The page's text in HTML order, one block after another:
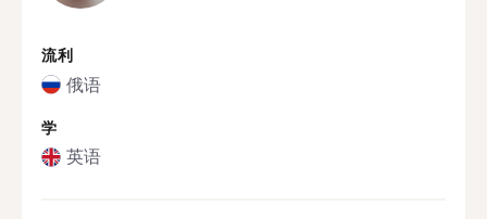
流利
俄语
学
英语